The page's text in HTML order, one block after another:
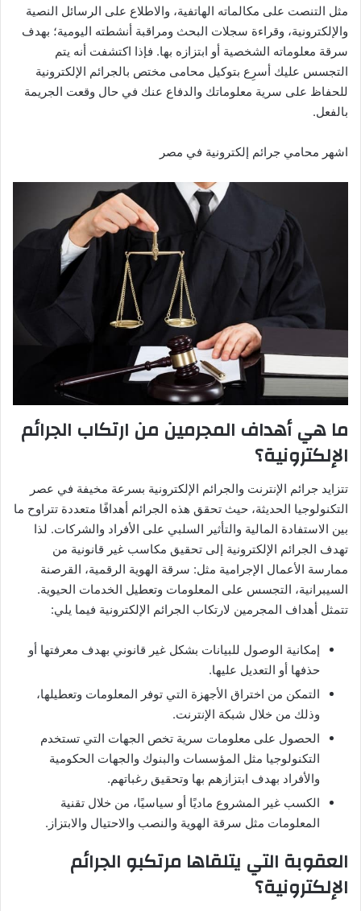
مثل التنصت على مكالماته الهاتفية، والاطلاع على الرسائل النصية
والإلكترونية، وقراءة سجلات البحث ومراقبة أنشطته اليومية؛ بهدف
سرقة معلوماته الشخصية أو ابتزازه بها. فإذا اكتشفت أنه يتم
التجسس عليك أسرِع بتوكيل محامى مختص بالجرائم الإلكترونية
للحفاظ على سرية معلوماتك والدفاع عنك في حال وقعت الجريمة
بالفعل.
اشهر محامي جرائم إلكترونية في مصر
ما هي أهداف المجرمين من ارتكاب الجرائم
الإلكترونية؟
تتزايد جرائم الإنترنت والجرائم الإلكترونية بسرعة مخيفة في عصر
التكنولوجيا الحديثة، حيث تحقق هذه الجرائم أهدافًا متعددة تتراوح ما
بين الاستفادة المالية والتأثير السلبي على الأفراد والشركات. لذا
تهدف الجرائم الإلكترونية إلى تحقيق مكاسب غير قانونية من
ممارسة الأعمال الإجرامية مثل: سرقة الهوية الرقمية، القرصنة
السيبرانية، التجسس على المعلومات وتعطيل الخدمات الحيوية.
تتمثل أهداف المجرمين لارتكاب الجرائم الإلكترونية فيما يلي:
إمكانية الوصول للبيانات بشكل غير قانوني بهدف معرفتها أو
حذفها أو التعديل عليها.
التمكن من اختراق الأجهزة التي توفر المعلومات وتعطيلها،
وذلك من خلال شبكة الإنترنت.
الحصول على معلومات سرية تخص الجهات التي تستخدم
التكنولوجيا مثل المؤسسات والبنوك والجهات الحكومية
والأفراد بهدف ابتزازهم بها وتحقيق رغباتهم.
الكسب غير المشروع ماديًا أو سياسيًا، من خلال تقنية
المعلومات مثل سرقة الهوية والنصب والاحتيال والابتزاز.
العقوبة التي يتلقاها مرتكبو الجرائم
الإلكترونية؟